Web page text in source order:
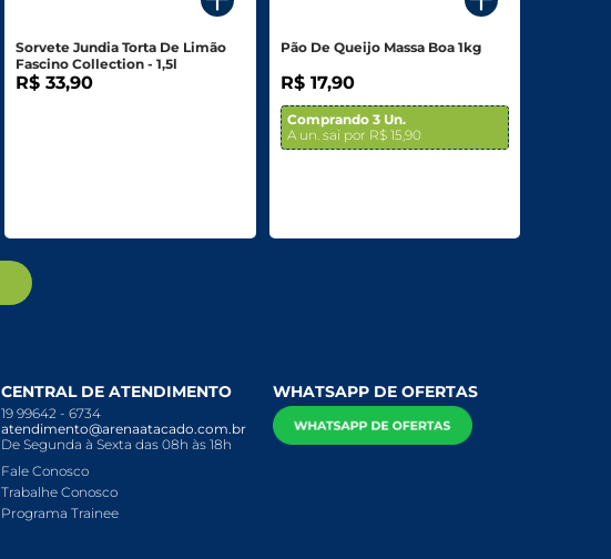
Sorvete Jundia Torta De Limão
Fascino Collection - 1,5l
R$ 33,90
Pão De Queijo Massa Boa 1kg
R$ 17,90
Comprando 3 Un.
A un. sai por R$ 15,90
CENTRAL DE ATENDIMENTO
19 99642 - 6734
atendimento@arenaatacado.com.br
De Segunda à Sexta das 08h às 18h
Fale Conosco
Trabalhe Conosco
Programa Trainee
WHATSAPP DE OFERTAS